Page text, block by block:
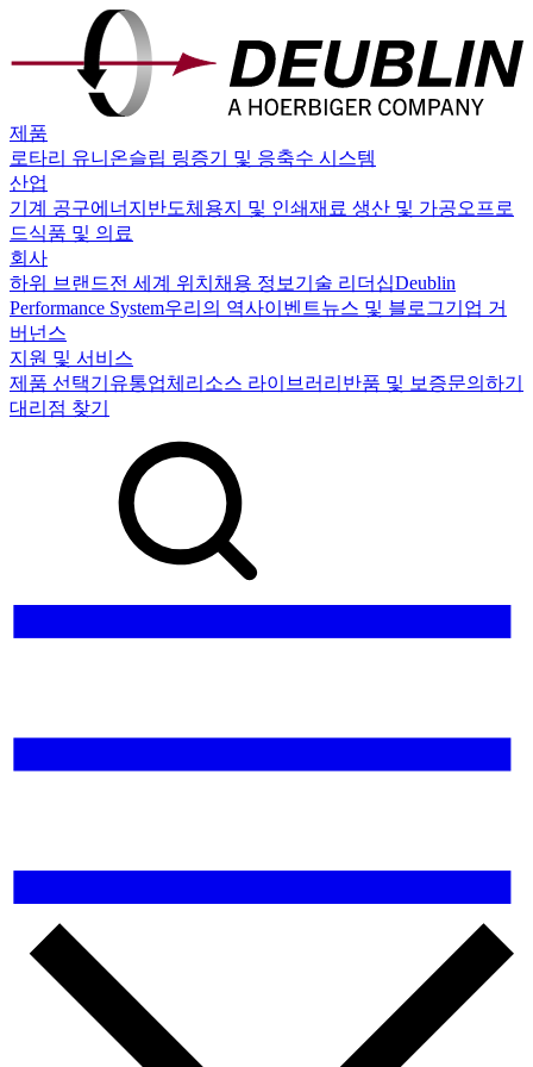
제품
로타리 유니온슬립 링증기 및 응축수 시스템
산업
기계 공구에너지 반도체 용지 및 인쇄재료 생산 및 가공오프로
드식품 및 의료
회사
하위 브랜드전 세계 위치 채용 정보 기술 리더십Deublin
Performance System우리의 역사이벤트뉴스 및 블로그기업 거
버넌스
지원 및 서비스
제품 선택기 유통업체 리소스 라이브러리 반품 및 보증문의하기
대리점 찾기